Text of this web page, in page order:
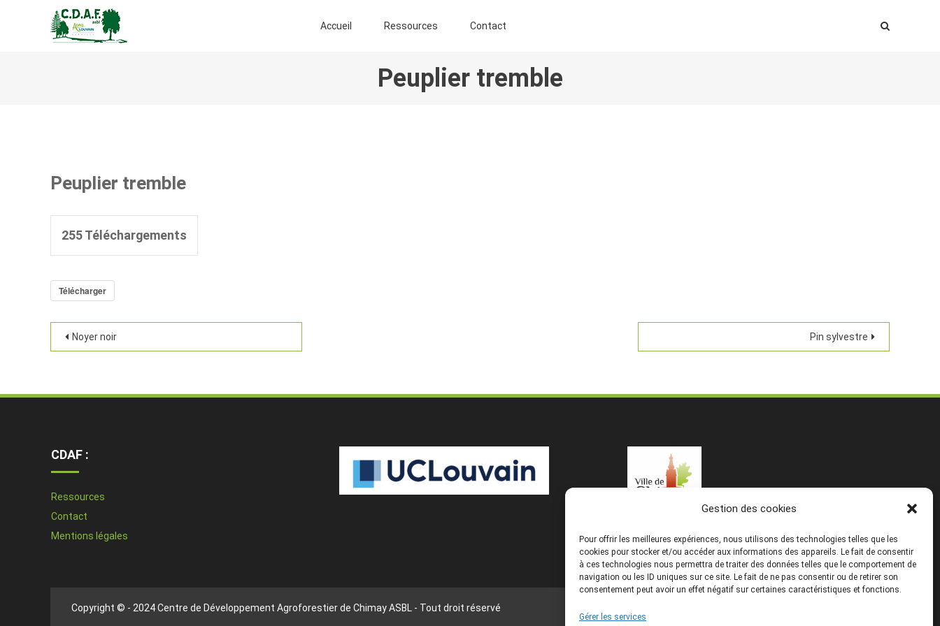
Gestion des cookies
Pour offrir les meilleures expériences, nous utilisons des technologies telles que les
cookies pour stocker et/ou accéder aux informations des appareils. Le fait de consentir
à ces technologies nous permettra de traiter des données telles que le comportement de
navigation ou les ID uniques sur ce site. Le fait de ne pas consentir ou de retirer son
consentement peut avoir un effet négatif sur certaines caractéristiques et fonctions.
Gérer les services
CENTRE DE DÉVELOPPEMENT AGROFORESTIER DE CHIMAY ASBL
Accueil Ressources Contact
Peuplier tremble
Peuplier tremble
255Téléchargements
Télécharger
Noyer noir Pin sylvestre
CDAF :
Ressources
Contact
Mentions légales
Copyright © - 2024 Centre de Développement Agroforestier de Chimay ASBL - Tout droit réservé